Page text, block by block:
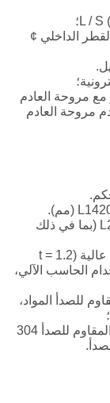
16. احتراق الموقد: القطر الخارجي ¢ 10MM القطر الداخلي ¢
مع مروحة العادم
مروحة العادم
3. مخطط البعد: L2530 * W1270 * H2700mm (بما في ذلك
4. كونترول مربع / غرفة الاحتراق المواد: جودة عالية (t = 1.2
الحاسب الآلي،
304 الفولاذ المقاوم للصدأ المواد،
6. أجزاء ميكانيكية أخرى مصنوعة من الفولاذ المقاوم للصدأ 304